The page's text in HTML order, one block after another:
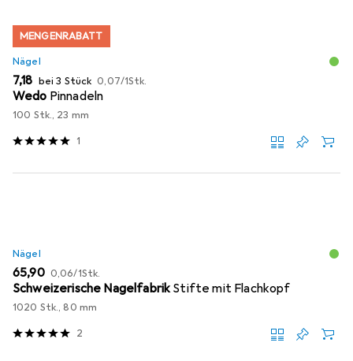
MENGENRABATT
Nägel
EUR
7,18 bei 3 Stück EUR
0,07/1Stk.
Wedo Pinnadeln
100 Stk., 23 mm
1
Nägel
EUR
65,90 EUR
0,06/1Stk.
Schweizerische NagelfabrikStifte mit Flachkopf
1020 Stk., 80 mm
2